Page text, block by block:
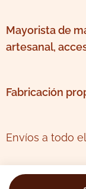
Mayorista de
artesanal,
Fabricación
Envíos a todo